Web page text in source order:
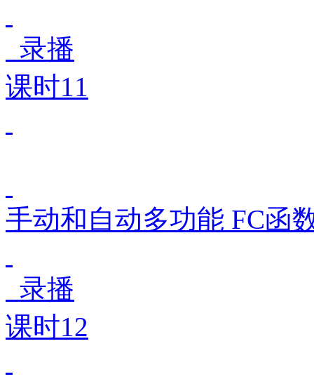
录播
课时11
手动和自动多功能 FC函
录播
课时12